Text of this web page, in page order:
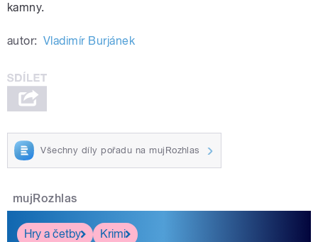
kamny.
autor: Vladimír Burjánek
Všechny díly pořadu na mujRozhlas
mujRozhlas
Hry a četby
Krimi